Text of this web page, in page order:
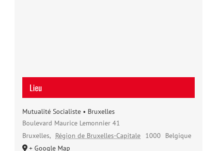
Lieu
Mutualité Socialiste • Bruxelles
Boulevard Maurice Lemonnier 41
Bruxelles, Région de Bruxelles-Capitale 1000
Belgique
+ Google Map